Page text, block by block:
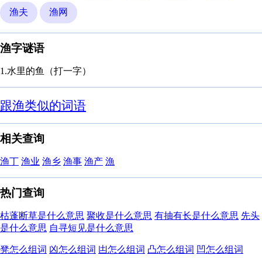
渔夫 渔网
渔字谜语
1.水里的鱼（打一字）
跟渔类似的词语
相关查询
渔丁 渔业 渔乡 渔事 渔产 漁
热门查询
枯蓬断草是什么意思 聚收是什么意思 有抽有长是什么意思 先头
是什么意思 自寻短见是什么意思
凳怎么组词 凶怎么组词 凷怎么组词 凸怎么组词 凹怎么组词